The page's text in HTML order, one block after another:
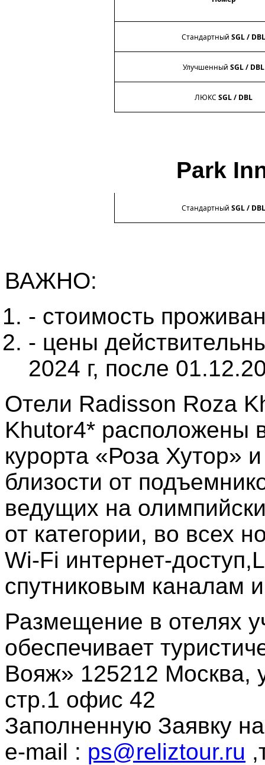
Стандартный SGL/
Улучшенный SGL/ DBL
ЛЮКСSGL/ DBL
Park
СтандартныйSGL/
ВАЖНО:
- стоимость
- цены
2024 г, после
Отели Radisson Roza
Khutor4* расположены
курорта «Роза Хутор»
близости от
ведущих на
от категории, во всех
Wi-Fi интернет-
спутниковым каналам
Размещение в отелях
обеспечивает
Вояж» 125212 Москва,
стр.1 офис 42
Заполненную Заявку
e-mail : ps@reliztour.ru